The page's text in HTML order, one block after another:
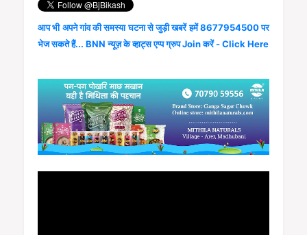
आप भी अपने गांव की समस्या घटना से जुड़ी खबरें हमें 8677954500 पर
भेज सकते हैं... BNN न्यूज़ के व्हाट्स एप्प ग्रुप Join करें - Click Here